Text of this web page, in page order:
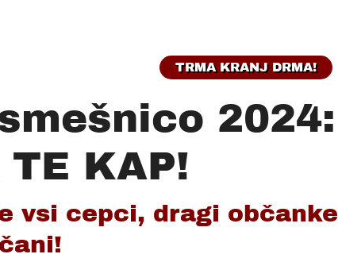
TRMA KRANJ DRMA!
2024:
TE KAP!
vsi cepci, dragi občanke